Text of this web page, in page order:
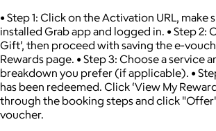
• Step 1: Click on the Activation URL, make
installed Grab app and logged in. • Step 2:
Gift’, then proceed with saving the e-
Rewards page. • Step 3: Choose a service
breakdown you prefer (if applicable). •
has been redeemed. Click ‘View My
through the booking steps and click
voucher.